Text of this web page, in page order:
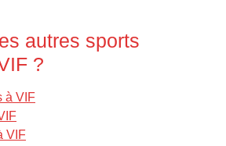
autres sports
?
à VIF
VIF